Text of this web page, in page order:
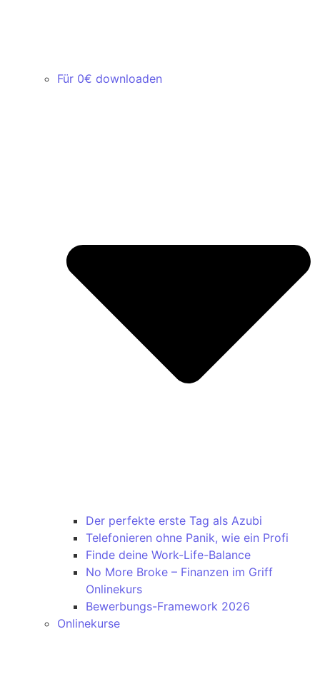
Für 0€ downloaden
Der perfekte erste Tag als Azubi
Telefonieren ohne Panik, wie ein Profi
Finde deine Work-Life-Balance
No More Broke – Finanzen im Griff
Onlinekurs
Bewerbungs-Framework 2026
Onlinekurse